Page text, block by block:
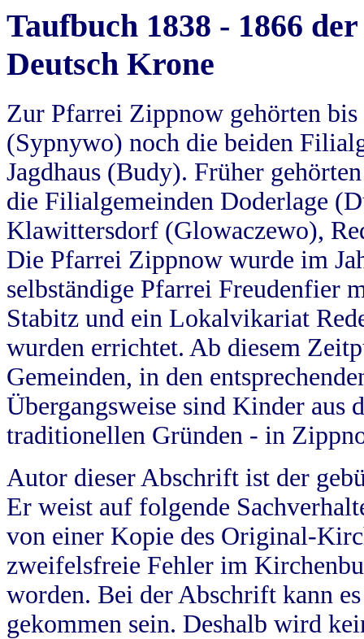
Taufbuch 1838 - 1866
Deutsch Krone
Zur Pfarrei Zippnow gehörten
(Sypnywo) noch die beiden
Jagdhaus (Budy). Früher
die Filialgemeinden Doderlage
Klawittersdorf (Glowaczewo),
Die Pfarrei Zippnow wurde im
selbständige Pfarrei Freudenfier
Stabitz und ein Lokalvikariat
wurden errichtet. Ab diesem
Gemeinden, in den
Übergangsweise sind Kinder aus
traditionellen Gründen - in
Autor dieser Abschrift ist der
Er weist auf folgende
von einer Kopie des Original-
zweifelsfreie Fehler im
worden. Bei der Abschrift kann
gekommen sein. Deshalb wird